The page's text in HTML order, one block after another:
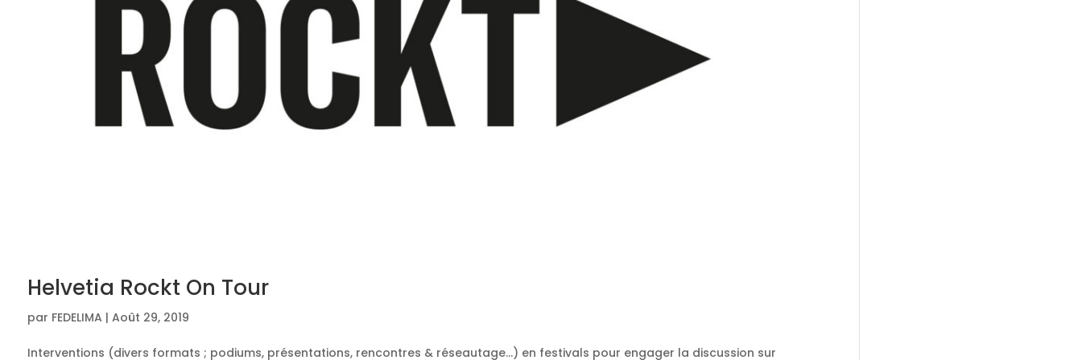
Helvetia Rockt On Tour
par FEDELIMA | Août 29, 2019
Interventions (divers formats ; podiums, présentations, rencontres & réseautage…) en festivals pour engager la discussion sur